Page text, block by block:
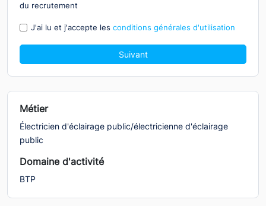
du recrutement
J'ai lu et j'accepte lesconditions générales d'utilisation
Suivant
Métier
Électricien d'éclairage public/électricienne d'éclairage
public
Domaine d'activité
BTP